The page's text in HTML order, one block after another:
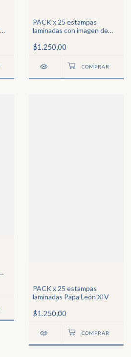
PACK x 25 estampas
laminadas con imagen de
$1.250,00
PACK x 25 estampas
laminadas Papa León XIV
$1.250,00